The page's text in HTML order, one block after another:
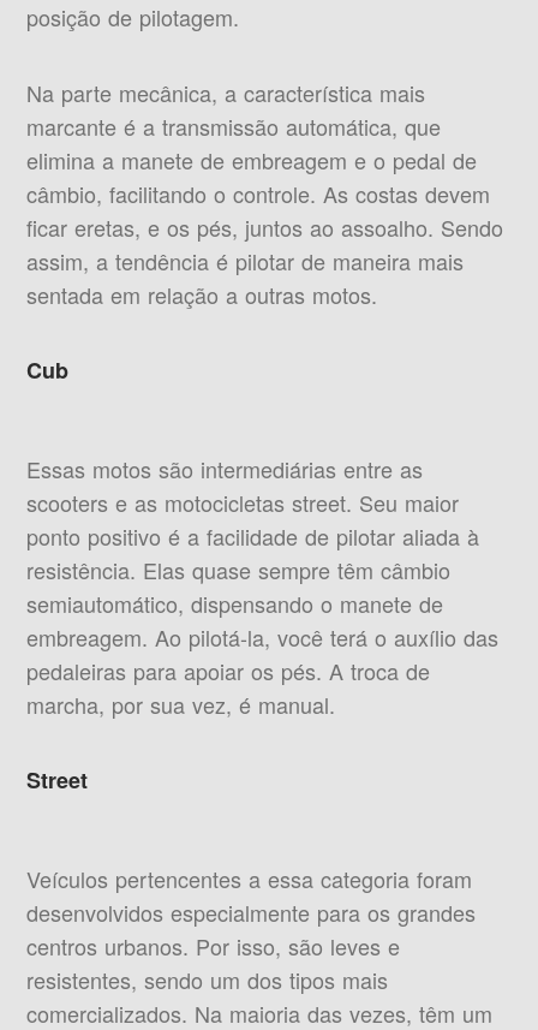
posição de pilotagem.
Na parte mecânica, a característica mais
marcante é a transmissão automática, que
elimina a manete de embreagem e o pedal de
câmbio, facilitando o controle. As costas devem
ficar eretas, e os pés, juntos ao assoalho. Sendo
assim, a tendência é pilotar de maneira mais
sentada em relação a outras motos.
Cub
Essas motos são intermediárias entre as
scooters e as motocicletas street. Seu maior
ponto positivo é a facilidade de pilotar aliada à
resistência. Elas quase sempre têm câmbio
semiautomático, dispensando o manete de
embreagem. Ao pilotá-la, você terá o auxílio das
pedaleiras para apoiar os pés. A troca de
marcha, por sua vez, é manual.
Street
Veículos pertencentes a essa categoria foram
desenvolvidos especialmente para os grandes
centros urbanos. Por isso, são leves e
resistentes, sendo um dos tipos mais
comercializados. Na maioria das vezes, têm um